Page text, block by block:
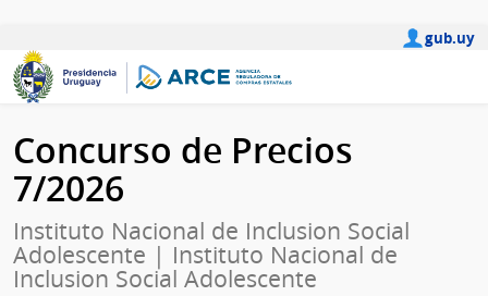
gub.uy
Concurso de Precios
7/2026
Instituto Nacional de Inclusion Social
Adolescente | Instituto Nacional de
Inclusion Social Adolescente